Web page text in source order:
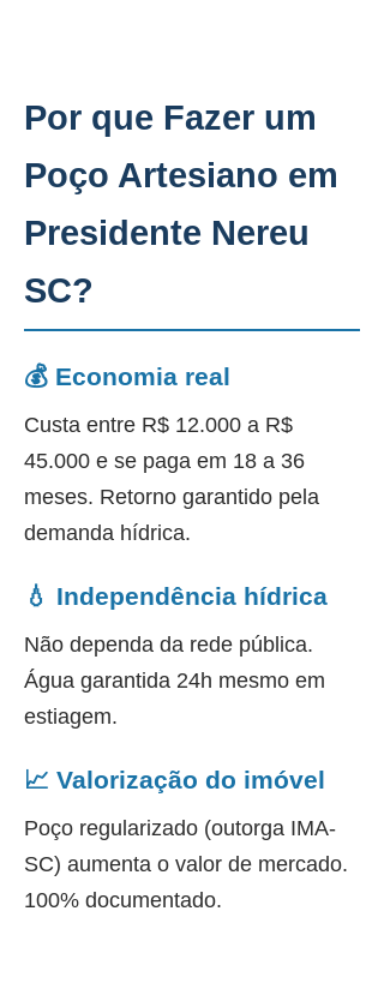
Por que Fazer um
Poço Artesiano em
Presidente Nereu
SC?
💰 Economia real
Custa entre R$ 12.000 a R$
45.000 e se paga em 18 a 36
meses. Retorno garantido pela
demanda hídrica.
💧 Independência hídrica
Não dependa da rede pública.
Água garantida 24h mesmo em
estiagem.
📈 Valorização do imóvel
Poço regularizado (outorga IMA-
SC) aumenta o valor de mercado.
100% documentado.